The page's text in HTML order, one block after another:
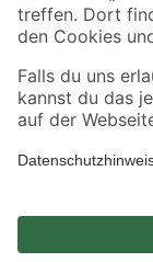
Alle Preisangaben in EUR
Umständen nicht in allen
Produkte nur solange der
*Paketversand ab 59 €